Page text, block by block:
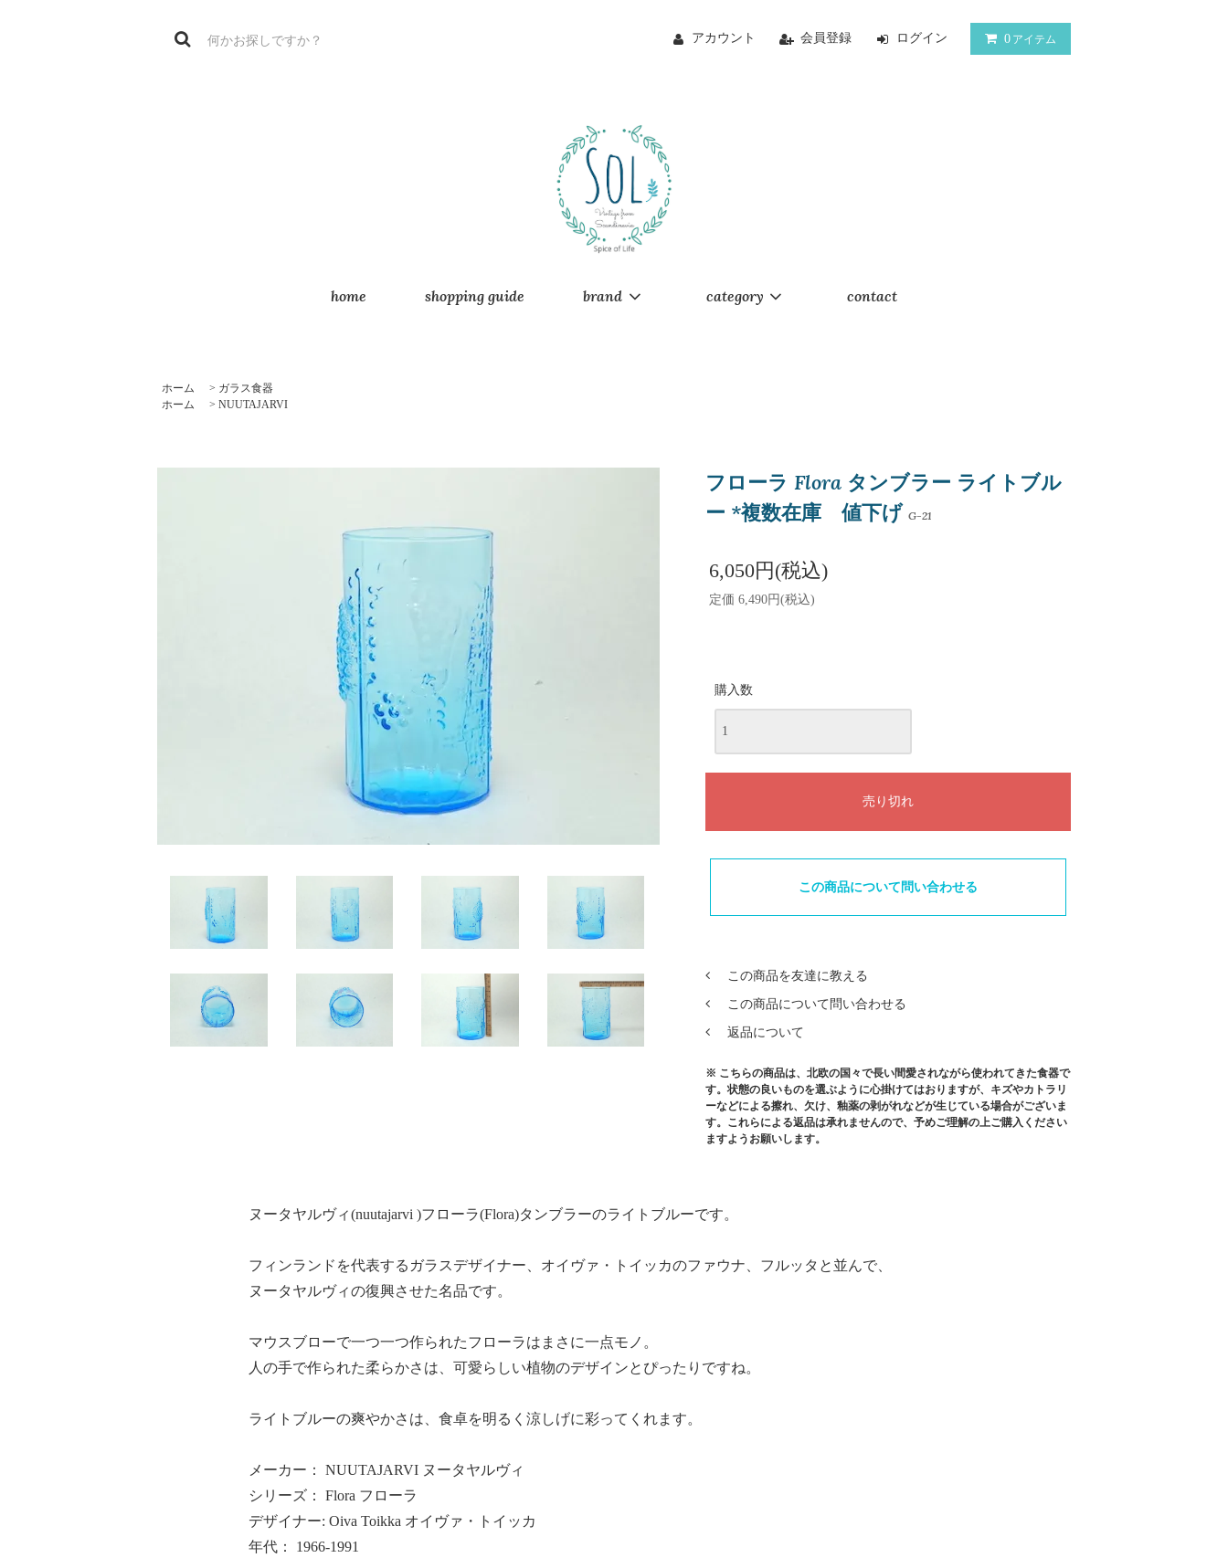
アカウント 会員登録 ログイン 0 アイテム
home shopping guide brand category contact
ホーム > ガラス食器
ホーム
> NUUTAJARVI
フローラ Flora タンブラー ライトブル
ー *複数在庫 値下げ G-21
6,050円(税込)
定価 6,490円(税込)
購入数
この商品について問い合わせる
この商品を友達に教える
この商品について問い合わせる
返品について
※ こちらの商品は、北欧の国々で長い間愛されながら使われてきた食器で
す。状態の良いものを選ぶように心掛けてはおりますが、キズやカトラリ
ーなどによる擦れ、欠け、釉薬の剥がれなどが生じている場合がございま
す。これらによる返品は承れませんので、予めご理解の上ご購入ください
ますようお願いします。
ヌータヤルヴィ(nuutajarvi )フローラ(Flora)タンブラーのライトブルーです。
フィンランドを代表するガラスデザイナー、オイヴァ・トイッカのファウナ、フルッタと並んで、
ヌータヤルヴィの復興させた名品です。
マウスブローで一つ一つ作られたフローラはまさに一点モノ。
人の手で作られた柔らかさは、可愛らしい植物のデザインとぴったりですね。
ライトブルーの爽やかさは、食卓を明るく涼しげに彩ってくれます。
メーカー： NUUTAJARVI ヌータヤルヴィ
シリーズ： Flora フローラ
デザイナー: Oiva Toikka オイヴァ・トイッカ
年代： 1966-1991